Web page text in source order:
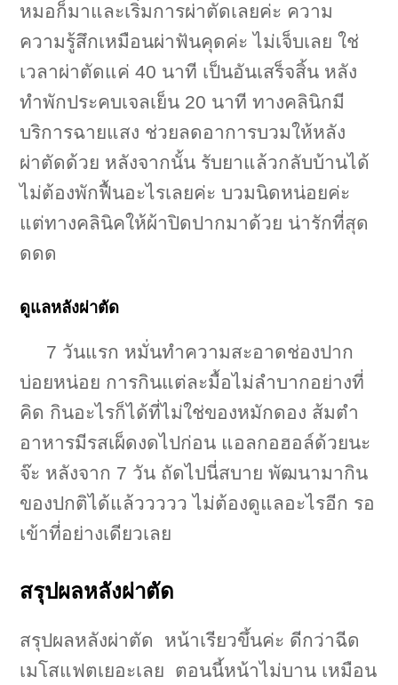
หมอก็มาและเริ่มการผ่าตัดเลยค่ะ ความ
ความรู้สึกเหมือนผ่าฟันคุดค่ะ ไม่เจ็บเลย ใช่
เวลาผ่าตัดแค่ 40 นาที เป็นอันเสร็จสิ้น หลัง
ทำพักประคบเจลเย็น 20 นาที ทางคลินิกมี
บริการฉายแสง ช่วยลดอาการบวมให้หลัง
ผ่าตัดด้วย หลังจากนั้น รับยาแล้วกลับบ้านได้
ไม่ต้องพักฟื้นอะไรเลยค่ะ บวมนิดหน่อยค่ะ
แต่ทางคลินิคให้ผ้าปิดปากมาด้วย น่ารักที่สุด
ดดด
ดูแลหลังผ่าตัด
7 วันแรก หมั่นทำความสะอาดช่องปาก
บ่อยหน่อย การกินแต่ละมื้อไม่ลำบากอย่างที่
คิด กินอะไรก็ได้ที่ไม่ใช่ของหมักดอง ส้มตำ
อาหารมีรสเผ็ดงดไปก่อน แอลกอฮอล์ด้วยนะ
จ๊ะ หลังจาก 7 วัน ถัดไปนี่สบาย พัฒนามากิน
ของปกติได้แล้ววววว ไม่ต้องดูแลอะไรอีก รอ
เข้าที่อย่างเดียวเลย
สรุปผลหลังผ่าตัด
สรุปผลหลังผ่าตัด หน้าเรียวขึ้นค่ะ ดีกว่าฉีด
เมโสแฟตเยอะเลย ตอนนี้หน้าไม่บาน เหมือน